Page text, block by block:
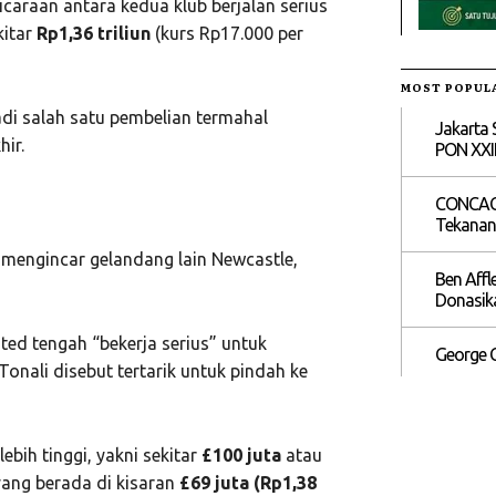
antara kedua klub berjalan serius
Rp1,36 triliun(kurs Rp17.000 per
salah satu pembelian termahal
gelandang lain Newcastle,
tengah “bekerja serius” untuk
disebut tertarik untuk pindah ke
tinggi, yakni sekitar £100 jutaatau
berada di kisaran £69 juta (Rp1,38
MOST
Jakarta
PON
Ben
George